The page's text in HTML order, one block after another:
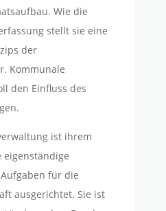
Wie die
stellt sie eine
der
Kommunale
den Einfluss des
ist ihrem
eigenständige
für die
ausgerichtet. Sie ist